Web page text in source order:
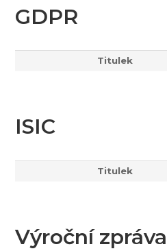
GDPR
Titulek
ISIC
Titulek
Výroční zpráva